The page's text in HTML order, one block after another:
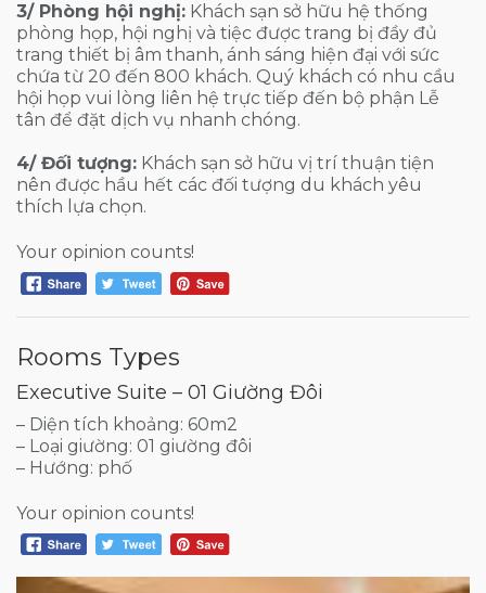
3/ Phòng hội nghị: Khách sạn sở hữu hệ thống
phòng họp, hội nghị và tiệc được trang bị đầy đủ
trang thiết bị âm thanh, ánh sáng hiện đại với sức
chứa từ 20 đến 800 khách. Quý khách có nhu cầu
hội họp vui lòng liên hệ trực tiếp đến bộ phận Lễ
tân để đặt dịch vụ nhanh chóng.
4/ Đối tượng: Khách sạn sở hữu vị trí thuận tiện
nên được hầu hết các đối tượng du khách yêu
thích lựa chọn.
Your opinion counts!
Rooms Types
Executive Suite – 01 Giường Đôi
– Diện tích khoảng: 60m2
– Loại giường: 01 giường đôi
– Hướng: phố
Your opinion counts!